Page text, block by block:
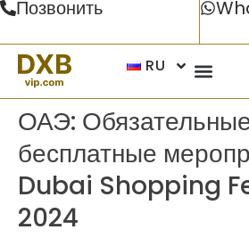
Позвонить
RU
ОАЭ:
бесплатные
Dubai Shopping
2024